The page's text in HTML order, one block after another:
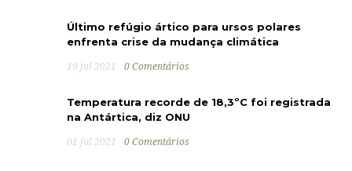
Último refúgio ártico para ursos polares
enfrenta crise da mudança climática
19 jul 2021 0 Comentários
Temperatura recorde de 18,3ºC foi registrada
na Antártica, diz ONU
01 jul 2021 0 Comentários